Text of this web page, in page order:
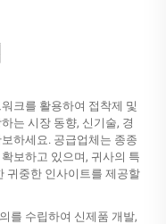
크를 활용하여 접착제 및
는 시장 동향, 신기술, 경
하세요. 공급업체는 종종
보하고 있으며, 귀사의 특
귀중한 인사이트를 제공할
를 수립하여 신제품 개발,